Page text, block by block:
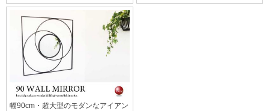
幅90cm・超大型のモダンなアイアン